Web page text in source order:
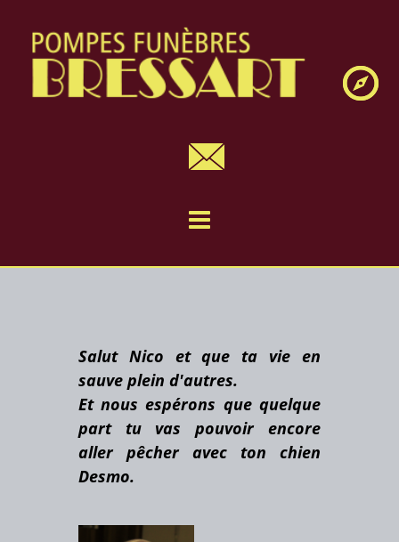
Salut Nico et que ta vie en
sauve plein d'autres.
Et nous espérons que quelque
part tu vas pouvoir encore
aller pêcher avec ton chien
Desmo.